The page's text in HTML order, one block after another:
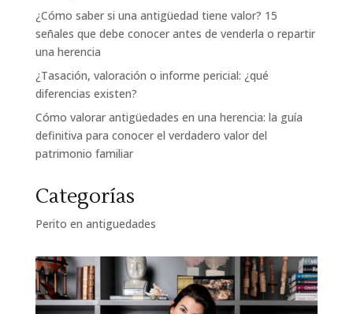
¿Cómo saber si una antigüedad tiene valor? 15
señales que debe conocer antes de venderla o repartir
una herencia
¿Tasación, valoración o informe pericial: ¿qué
diferencias existen?
Cómo valorar antigüedades en una herencia: la guía
definitiva para conocer el verdadero valor del
patrimonio familiar
Categorías
Perito en antiguedades